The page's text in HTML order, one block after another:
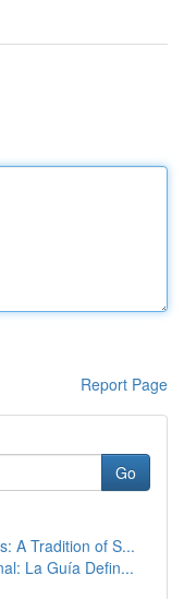
Report Page
Go
A Tradition of S...
La Guía Defin...